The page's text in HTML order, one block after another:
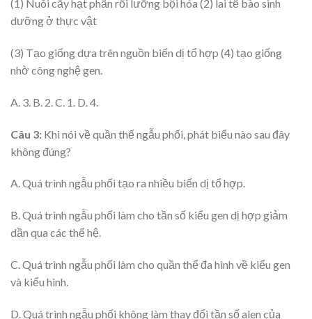
(1) Nuôi cấy hạt phấn rồi lưỡng bội hóa (2) lai tế bào sinh
dưỡng ở thực vật
(3) Tạo giống dựa trên nguồn biến dị tổ hợp (4) tạo giống
nhờ công nghệ gen.
A. 3. B. 2. C. 1. D. 4.
Câu 3: Khi nói về quần thế ngẫu phối, phát biểu nào sau đây
không đúng?
A. Quá trình ngẫu phối tạo ra nhiều biến dị tổ hợp.
B. Quá trình ngẫu phối làm cho tần số kiểu gen dị hợp giảm
dần qua các thế hệ.
C. Quá trình ngẫu phối làm cho quần thể đa hình về kiểu gen
và kiểu hình.
D. Quá trình ngẫu phối không làm thay đổi tần số alen của